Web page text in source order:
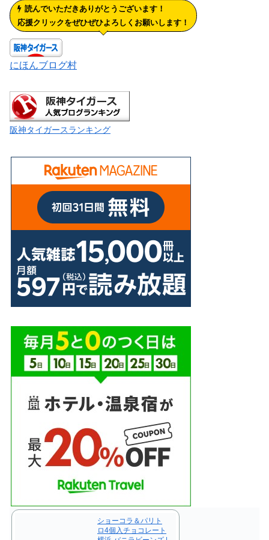
読んでいただきありがとうございます！
応援クリックをぜひぜひよろしくお願いします！
にほんブログ村
阪神タイガースランキング
ショーコラ＆パリト
ロ4個入チョコレート